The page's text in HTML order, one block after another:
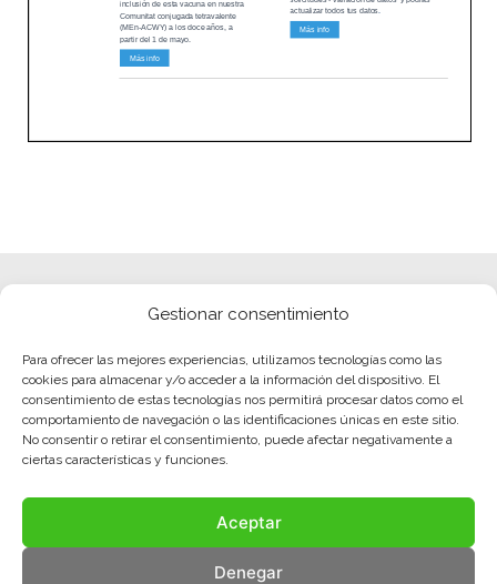
Gestionar consentimiento
Para ofrecer las mejores experiencias, utilizamos tecnologías como las
cookies para almacenar y/o acceder a la información del dispositivo. El
consentimiento de estas tecnologías nos permitirá procesar datos como el
comportamiento de navegación o las identificaciones únicas en este sitio.
No consentir o retirar el consentimiento, puede afectar negativamente a
ciertas características y funciones.
Aceptar
Denegar